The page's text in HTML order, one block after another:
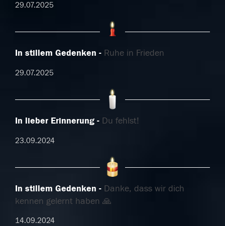
29.07.2025
In stillem Gedenken Ruhe in Frieden
29.07.2025
In lieber Erinnerung Du fehlst!
23.09.2024
In stillem Gedenken
Danke, dass wir dich
kennen gelernt haben 🙏
14.09.2024